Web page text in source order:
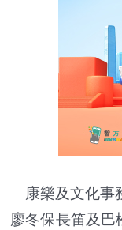
康樂及文化事
廖冬保長笛及巴